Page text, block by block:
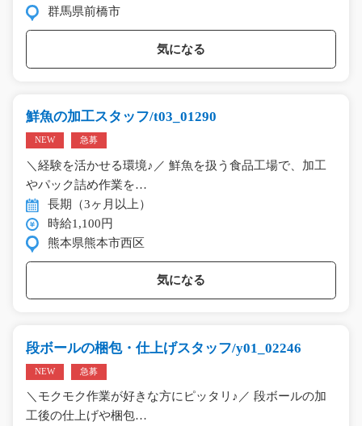
群馬県前橋市
気になる
鮮魚の加工スタッフ/t03_01290
NEW 急募
＼経験を活かせる環境♪／ 鮮魚を扱う食品工場で、加工
やパック詰め作業を…
長期（3ヶ月以上）
時給1,100円
熊本県熊本市西区
気になる
段ボールの梱包・仕上げスタッフ/y01_02246
NEW 急募
＼モクモク作業が好きな方にピッタリ♪／ 段ボールの加
工後の仕上げや梱包…